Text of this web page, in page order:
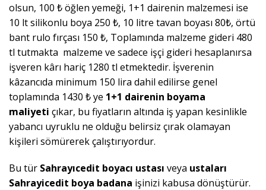
olsun, 100 ₺ öğlen yemeği, 1+1 dairenin malzemesi ise
10 lt silikonlu boya 250 ₺, 10 litre tavan boyası 80₺, örtü
bant rulo fırçası 150 ₺, Toplamında malzeme gideri 480
tl tutmakta malzeme ve sadece işçi gideri hesaplanırsa
işveren kârı hariç 1280 tl etmektedir. İşverenin
kâzancıda minimum 150 lira dahil edilirse genel
toplamında 1430 ₺ ye 1+1 dairenin boyama
maliyeti çıkar, bu fiyatların altında iş yapan kesinlikle
yabancı uyruklu ne olduğu belirsiz çırak olamayan
kişileri sömürerek çalıştırıyordur.
Bu tür Sahrayıcedit boyacı ustası veya ustaları
Sahrayicedit boya badana işinizi kabusa dönüştürür.